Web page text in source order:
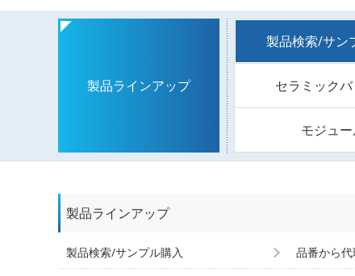
製品ラインアップ
製品検索/サン
セラミック
モジュ
製品ラインアップ
製品検索/サンプル購入 品番から